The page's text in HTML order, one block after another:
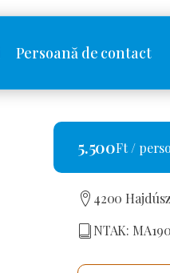
Persoană de contact
5.500Ft /
4200
NTAK: